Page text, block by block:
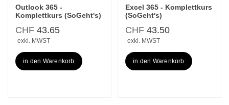
Outlook 365 -
Komplettkurs (SoGeht's)
CHF43.65
exkl. MWST
in den Warenkorb
Excel 365 - Komplettkurs
(SoGeht's)
CHF43.50
exkl. MWST
in den Warenkorb